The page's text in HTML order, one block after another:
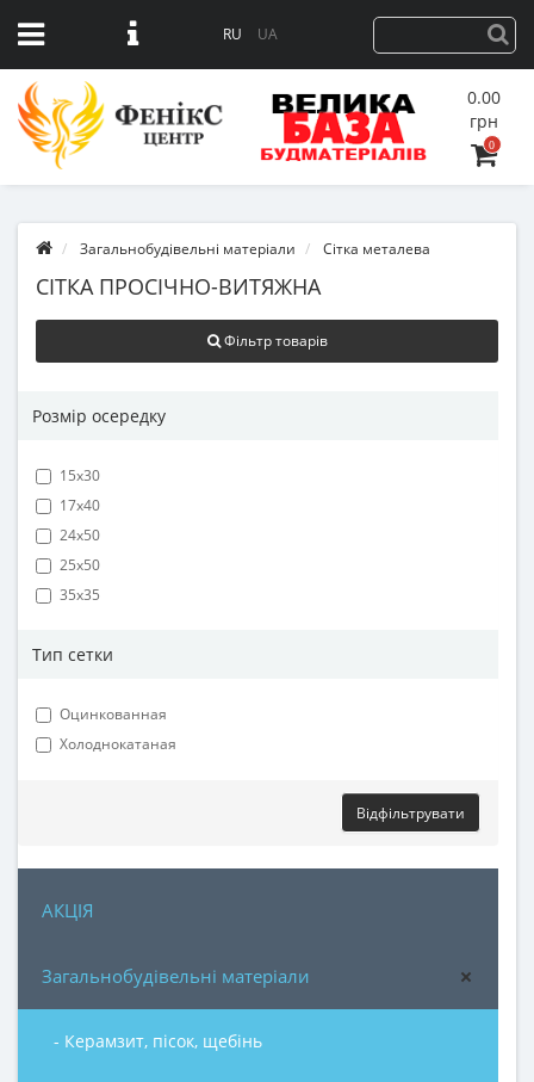
RU UA
0.00
грн
0
Загальнобудівельні матеріали Сітка металева
СІТКА ПРОСІЧНО-ВИТЯЖНА
Фільтр товарів
Розмір осередку
15х30
17х40
24х50
25х50
35х35
Тип сетки
Оцинкованная
Холоднокатаная
Відфільтрувати
АКЦІЯ
Загальнобудівельні матеріали
- Керамзит, пісок, щебінь